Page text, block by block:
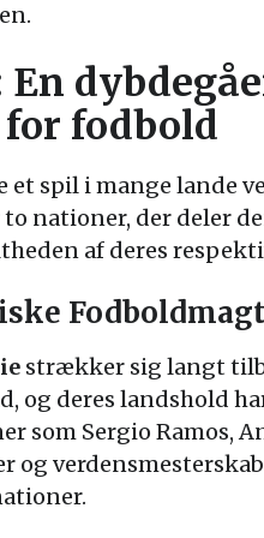
for fodbold
et spil i mange lande
to nationer, der deler
af deres
strækker sig langt
og deres landshold
som Sergio Ramos,
og